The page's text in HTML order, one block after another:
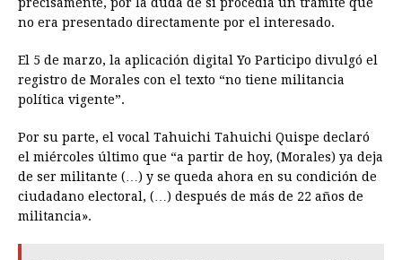
precisamente, por la duda de si procedía un trámite que
no era presentado directamente por el interesado.
El 5 de marzo, la aplicación digital Yo Participo divulgó el
registro de Morales con el texto “no tiene militancia
política vigente”.
Por su parte, el vocal Tahuichi Tahuichi Quispe declaró
el miércoles último que “a partir de hoy, (Morales) ya deja
de ser militante (…) y se queda ahora en su condición de
ciudadano electoral, (…) después de más de 22 años de
militancia».